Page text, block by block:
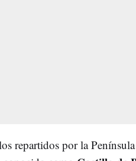
repartidos por la